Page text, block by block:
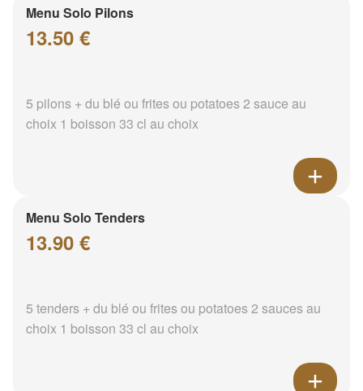
Menu Solo Pilons
13.50 €
5 pilons + du blé ou frites ou potatoes 2 sauce au
choix 1 boisson 33 cl au choix
Menu Solo Tenders
13.90 €
5 tenders + du blé ou frites ou potatoes 2 sauces au
choix 1 boisson 33 cl au choix